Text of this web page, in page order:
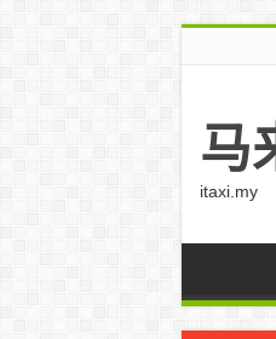
马
itaxi.my